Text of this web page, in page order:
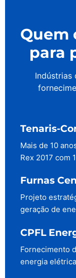
Quem
para
Indústrias
Tenaris-
Mais de 10
Rex 2017 com
Furnas
Projeto
geração de
CPFL
Fornecimento
energia